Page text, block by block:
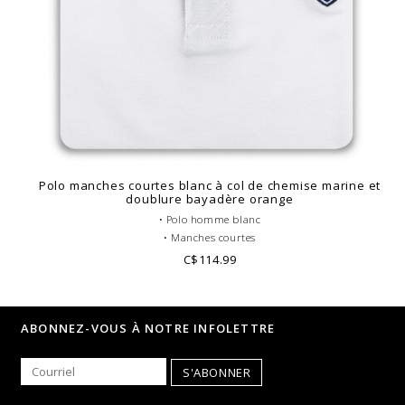
Polo manches courtes blanc à col de chemise marine et
doublure bayadère orange
• Polo homme blanc
• Manches courtes
• Coupe ajustée ou cintrée
• Coton piqué
• Doublure à rayures
C$114.99
ABONNEZ-VOUS À NOTRE INFOLETTRE
S'ABONNER